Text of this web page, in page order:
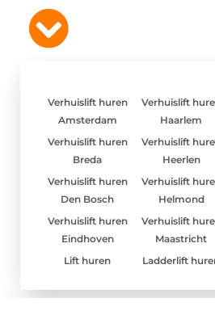
Verhuislift huren
Amsterdam
Verhuislift huren
Breda
Verhuislift huren
Den Bosch
Verhuislift huren
Eindhoven
Lift huren
Verhuislift
Haarlem
Verhuislift
Heerlen
Verhuislift
Helmond
Verhuislift
Maastricht
Ladderlift